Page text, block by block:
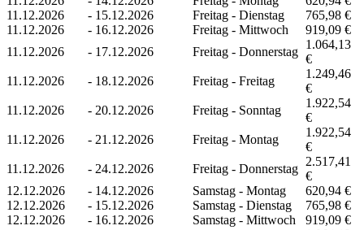
11.12.2026
- 15.12.2026 Freitag - Dienstag
765,98 €
11.12.2026
- 16.12.2026 Freitag - Mittwoch
919,09 €
11.12.2026
- 17.12.2026 Freitag - Donnerstag
1.064,13
€
11.12.2026
- 18.12.2026 Freitag - Freitag
1.249,46
€
11.12.2026
- 20.12.2026 Freitag - Sonntag
1.922,54
€
11.12.2026
- 21.12.2026 Freitag - Montag
1.922,54
€
11.12.2026
- 24.12.2026 Freitag - Donnerstag
2.517,41
€
12.12.2026
- 14.12.2026 Samstag - Montag
620,94 €
12.12.2026
- 15.12.2026 Samstag - Dienstag
765,98 €
12.12.2026
- 16.12.2026 Samstag - Mittwoch
919,09 €